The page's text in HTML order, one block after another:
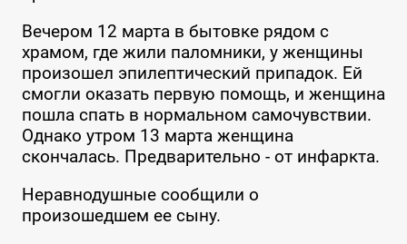
Вечером 12 марта в бытовке рядом с
храмом, где жили паломники, у женщины
произошел эпилептический припадок. Ей
смогли оказать первую помощь, и женщина
пошла спать в нормальном самочувствии.
Однако утром 13 марта женщина
скончалась. Предварительно - от инфаркта.
Неравнодушные сообщили о
произошедшем ее сыну.